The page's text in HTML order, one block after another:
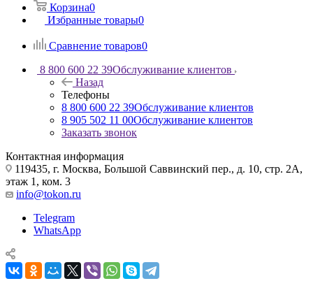
Корзина0
Избранные товары0
Сравнение товаров0
8 800 600 22 39Обслуживание клиентов
Назад
Телефоны
8 800 600 22 39Обслуживание клиентов
8 905 502 11 00Обслуживание клиентов
Заказать звонок
Контактная информация
119435, г. Москва, Большой Саввинский пер., д. 10, стр. 2А,
этаж 1, ком. 3
info@tokon.ru
Telegram
WhatsApp